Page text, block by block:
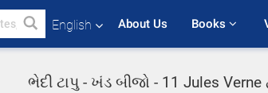
English About Us Books
ભેદી ટાપુ - ખંડ બીજો - 11 Jules Verne